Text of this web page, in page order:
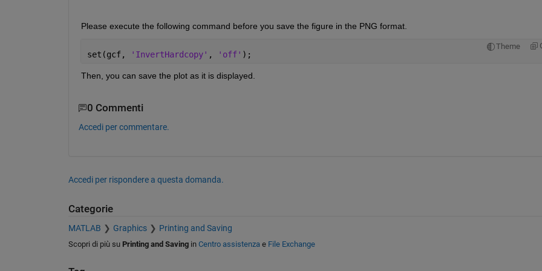
Please execute the following command before you save the figure in the PNG format.
Theme
set(gcf, 'InvertHardcopy' , 'off' );
Then, you can save the plot as it is displayed.
0 Commenti
Accedi per commentare.
Accedi per rispondere a questa domanda.
Categorie
MATLAB Graphics Printing and Saving
Scopri di più su Printing and Savingin Centro assistenzae File Exchange